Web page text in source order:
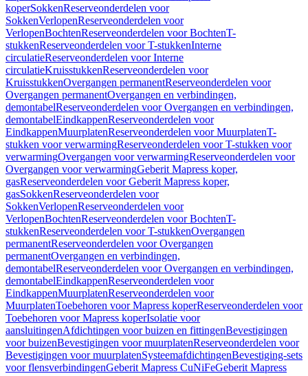
koperSokkenReserveonderdelen voor
SokkenVerlopenReserveonderdelen voor
VerlopenBochtenReserveonderdelen voor BochtenT-
stukkenReserveonderdelen voor T-stukkenInterne
circulatieReserveonderdelen voor Interne
circulatieKruisstukkenReserveonderdelen voor
KruisstukkenOvergangen permanentReserveonderdelen voor
Overgangen permanentOvergangen en verbindingen,
demontabelReserveonderdelen voor Overgangen en verbindingen,
demontabelEindkappenReserveonderdelen voor
EindkappenMuurplatenReserveonderdelen voor MuurplatenT-
stukken voor verwarmingReserveonderdelen voor T-stukken voor
verwarmingOvergangen voor verwarmingReserveonderdelen voor
Overgangen voor verwarmingGeberit Mapress koper,
gasReserveonderdelen voor Geberit Mapress koper,
gasSokkenReserveonderdelen voor
SokkenVerlopenReserveonderdelen voor
VerlopenBochtenReserveonderdelen voor BochtenT-
stukkenReserveonderdelen voor T-stukkenOvergangen
permanentReserveonderdelen voor Overgangen
permanentOvergangen en verbindingen,
demontabelReserveonderdelen voor Overgangen en verbindingen,
demontabelEindkappenReserveonderdelen voor
EindkappenMuurplatenReserveonderdelen voor
MuurplatenToebehoren voor Mapress koperReserveonderdelen voor
Toebehoren voor Mapress koperIsolatie voor
aansluitingenAfdichtingen voor buizen en fittingenBevestigingen
voor buizenBevestigingen voor muurplatenReserveonderdelen voor
Bevestigingen voor muurplatenSysteemafdichtingenBevestiging-sets
voor flensverbindingenGeberit Mapress CuNiFeGeberit Mapress